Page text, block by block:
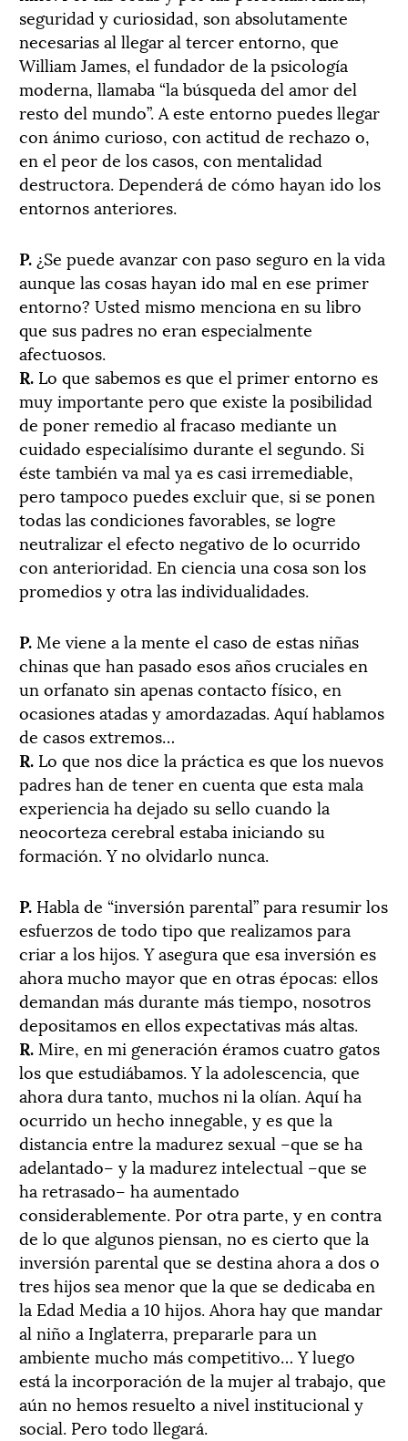
seguridad y curiosidad, son absolutamente
necesarias al llegar al tercer entorno, que
William James, el fundador de la psicología
moderna, llamaba “la búsqueda del amor del
resto del mundo”. A este entorno puedes llegar
con ánimo curioso, con actitud de rechazo o,
en el peor de los casos, con mentalidad
destructora. Dependerá de cómo hayan ido los
entornos anteriores.
P. ¿Se puede avanzar con paso seguro en la vida
aunque las cosas hayan ido mal en ese primer
entorno? Usted mismo menciona en su libro
que sus padres no eran especialmente
afectuosos.
R. Lo que sabemos es que el primer entorno es
muy importante pero que existe la posibilidad
de poner remedio al fracaso mediante un
cuidado especialísimo durante el segundo. Si
éste también va mal ya es casi irremediable,
pero tampoco puedes excluir que, si se ponen
todas las condiciones favorables, se logre
neutralizar el efecto negativo de lo ocurrido
con anterioridad. En ciencia una cosa son los
promedios y otra las individualidades.
P. Me viene a la mente el caso de estas niñas
chinas que han pasado esos años cruciales en
un orfanato sin apenas contacto físico, en
ocasiones atadas y amordazadas. Aquí hablamos
de casos extremos…
R. Lo que nos dice la práctica es que los nuevos
padres han de tener en cuenta que esta mala
experiencia ha dejado su sello cuando la
neocorteza cerebral estaba iniciando su
formación. Y no olvidarlo nunca.
P. Habla de “inversión parental” para resumir los
esfuerzos de todo tipo que realizamos para
criar a los hijos. Y asegura que esa inversión es
ahora mucho mayor que en otras épocas: ellos
demandan más durante más tiempo, nosotros
depositamos en ellos expectativas más altas.
R. Mire, en mi generación éramos cuatro gatos
los que estudiábamos. Y la adolescencia, que
ahora dura tanto, muchos ni la olían. Aquí ha
ocurrido un hecho innegable, y es que la
distancia entre la madurez sexual –que se ha
adelantado– y la madurez intelectual –que se
ha retrasado– ha aumentado
considerablemente. Por otra parte, y en contra
de lo que algunos piensan, no es cierto que la
inversión parental que se destina ahora a dos o
tres hijos sea menor que la que se dedicaba en
la Edad Media a 10 hijos. Ahora hay que mandar
al niño a Inglaterra, prepararle para un
ambiente mucho más competitivo… Y luego
está la incorporación de la mujer al trabajo, que
aún no hemos resuelto a nivel institucional y
social. Pero todo llegará.